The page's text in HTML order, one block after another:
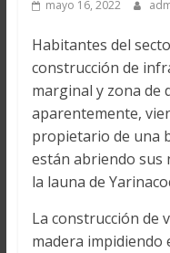
mayo 16, 2022
Habitantes del
construcción de
marginal y zona de
aparentemente,
propietario de una
están abriendo sus
la launa de
La construcción de
madera impidiendo